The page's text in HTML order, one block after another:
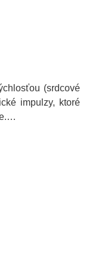
(srdcové
impulzy, ktoré